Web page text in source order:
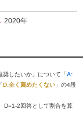
2020年
奨したいか」について「A:
D:全く薦めたくない 」の4段
D=1-2回答として割合を算